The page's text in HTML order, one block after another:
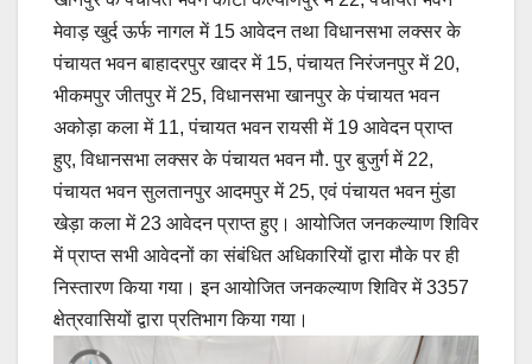
मेवाड़ खुर्द ऊर्फ नागल में 15 आवेदन तथा विधानसभा लक्सर के
पंचायत भवन बाहादरपुर खादर में 15, पंचायत निरंजनपुर में 20,
भीकमपुर जीतपुर में 25, विधानसभा खानपुर के पंचायत भवन
अकोड़ा कला में 11, पंचायत भवन रायसी में 19 आवेदन प्राप्त
हुए, विधानसभा लक्सर के पंचायत भवन मौ. पुर बुजुर्ग में 22,
पंचायत भवन सुलतानपुर आदमपुर में 25, एवं पंचायत भवन मुंडा
खेड़ा कला में 23 आवेदन प्राप्त हुए। आयोजित जनकल्याण शिविर
में प्राप्त सभी आवेदनों का संबंधित अधिकारियों द्वारा मौके पर ही
निस्तारण किया गया। इन आयोजित जनकल्याण शिविर में 3357
क्षेत्रवासियों द्वारा प्रतिभाग किया गया।